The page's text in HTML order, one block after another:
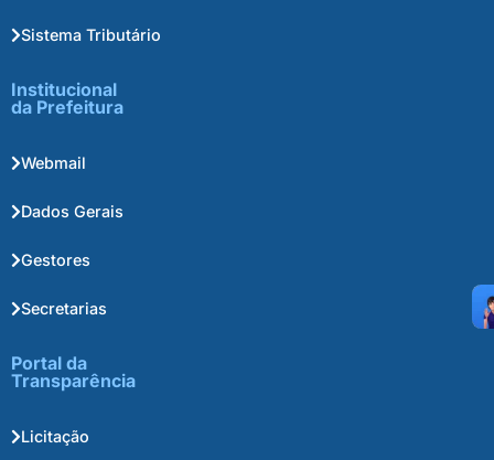
Sistema Tributário
Institucional
da Prefeitura
Webmail
Dados Gerais
Gestores
Secretarias
Portal da
Transparência
Licitação